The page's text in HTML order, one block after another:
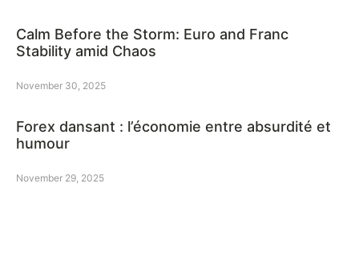
Calm Before the Storm: Euro and Franc
Stability amid Chaos
November 30, 2025
Forex dansant : l’économie entre absurdité et
humour
November 29, 2025